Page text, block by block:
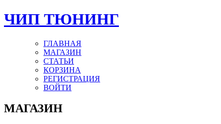
ЧИП ТЮНИНГ
ГЛАВНАЯ
МАГАЗИН
СТАТЬИ
КОРЗИНА
РЕГИСТРАЦИЯ
ВОЙТИ
МАГАЗИН